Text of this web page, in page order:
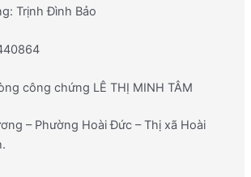
Trịnh Đình Bảo
công chứng LÊ THỊ MINH TÂM
– Phường Hoài Đức – Thị xã Hoài